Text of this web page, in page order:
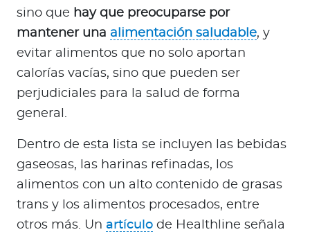
sino que hay que preocuparse por
mantener una alimentación saludable, y
evitar alimentos que no solo aportan
calorías vacías, sino que pueden ser
perjudiciales para la salud de forma
general.
Dentro de esta lista se incluyen las bebidas
gaseosas, las harinas refinadas, los
alimentos con un alto contenido de grasas
trans y los alimentos procesados, entre
otros más. Un artículo de Healthline señala